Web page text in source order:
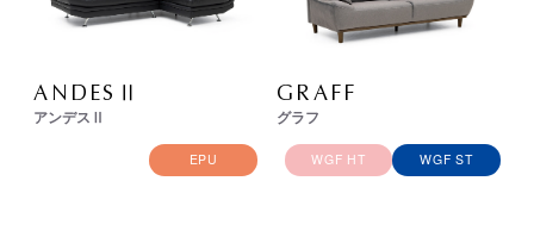
ANDESⅡ
アンデスⅡ
EPU
GRAFF
グラフ
WGF HT WGF ST